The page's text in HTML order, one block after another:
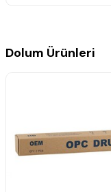
Brother MFC-
Brother MFC-
Düşük atık oranı ve
Profesyonel toner
Dolum Ürünleri